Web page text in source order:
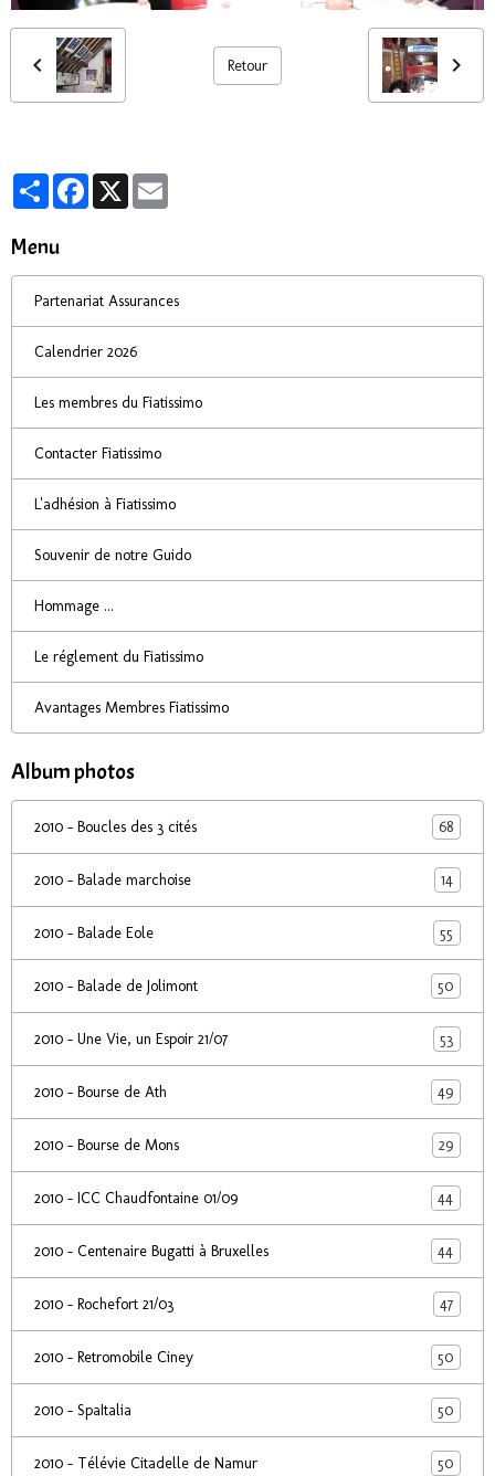
Retour
PartagerFacebook
X
Menu
Partenariat Assurances
Calendrier 2026
Les membres du Fiatissimo
Contacter Fiatissimo
L'adhésion à Fiatissimo
Souvenir de notre Guido
Hommage ...
Le réglement du Fiatissimo
Avantages Membres Fiatissimo
Album photos
2010 - Boucles des 3 cités 68
2010 - Balade marchoise 14
2010 - Balade Eole 55
2010 - Balade de Jolimont 50
2010 - Une Vie, un Espoir 21/07 53
2010 - Bourse de Ath 49
2010 - Bourse de Mons 29
2010 - ICC Chaudfontaine 01/09 44
2010 - Centenaire Bugatti à Bruxelles 44
2010 - Rochefort 21/03 47
2010 - Retromobile Ciney 50
2010 - SpaItalia 50
2010 - Télévie Citadelle de Namur 50